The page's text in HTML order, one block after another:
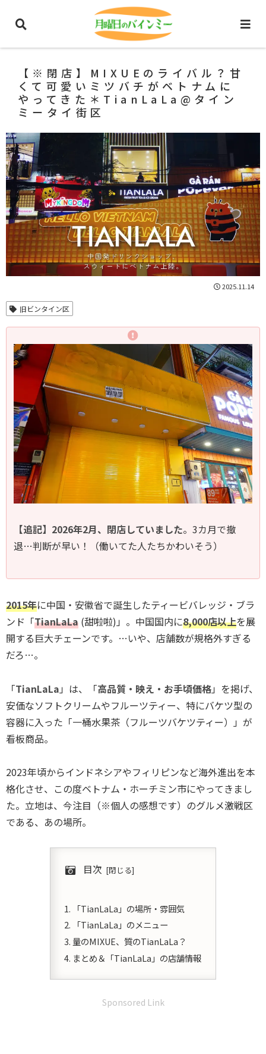
ホーチミングルメ スイーツ
【※閉店】MIXUEのライバル？甘
くて可愛いミツバチがベトナムに
やってきた＊TianLaLa@タイン
ミータイ街区
2025.11.14
旧ビンタイン区
【追記】2026年2月、閉店していました。3カ月で撤
退…判断が早い！（働いてた人たちかわいそう）
2015年に中国・安徽省で誕生したティービバレッジ・ブラ
ンド「TianLaLa (甜啦啦)」。中国国内に8,000店以上を展
開する巨大チェーンです。…いや、店舗数が規格外すぎる
だろ…。
「TianLaLa 」は、「高品質・映え・お手頃価格」を掲げ、
安価なソフトクリームやフルーツティー、特にバケツ型の
容器に入った「一桶水果茶（フルーツバケツティー）」が
看板商品。
2023年頃からインドネシアやフィリピンなど海外進出を本
格化させ、この度ベトナム・ホーチミン市にやってきまし
た。立地は、今注目（※個人の感想です）のグルメ激戦区
である、あの場所。
目次
「TianLaLa」の場所・雰囲気
「TianLaLa」のメニュー
量のMIXUE、質のTianLaLa？
まとめ＆「TianLaLa」の店舗情報
Sponsored Link